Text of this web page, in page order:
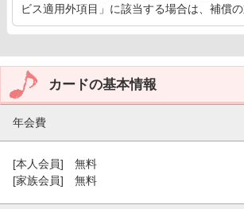
ビス適用外項目」に該当する場合は、補償の
カードの基本情報
年会費
[本人会員] 無料
[家族会員] 無料